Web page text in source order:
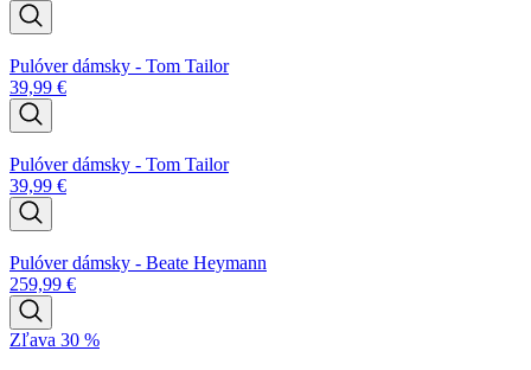
Pulóver dámsky - Tom Tailor
39,99 €
Pulóver dámsky - Tom Tailor
39,99 €
Pulóver dámsky - Beate Heymann
259,99 €
Zľava 30 %